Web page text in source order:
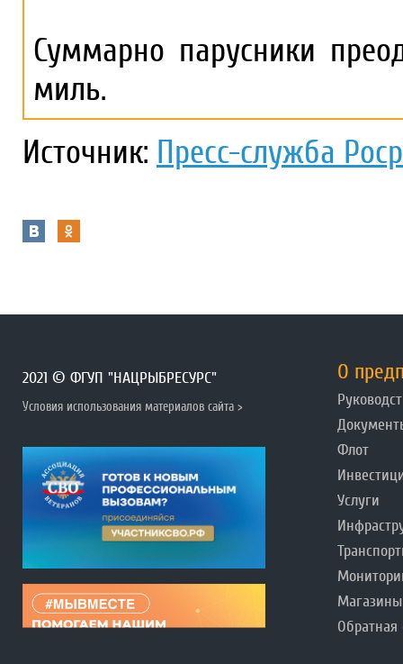
Суммарно парусники
миль.
Источник: Пресс-служба
2021 © ФГУП "НАЦРЫБРЕСУРС"
Условия использования материалов сайта >
О
Флот
Услуги
Магазины
Обратная